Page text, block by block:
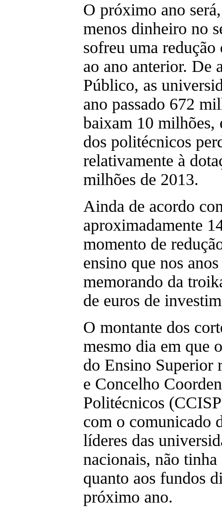
O próximo ano
menos dinheiro no
sofreu uma
ao ano anterior. De
Público, as
ano passado 672
baixam 10 milhões,
dos politécnicos
relativamente à
milhões de 2013.
Ainda de acordo
aproximadamente
momento de
ensino que nos
memorando da
de euros de
O montante dos
mesmo dia em que
do Ensino Superior
e Concelho
Politécnicos
com o comunicado
líderes das
nacionais, não
quanto aos fundos
próximo ano.